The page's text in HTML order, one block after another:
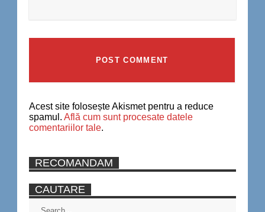
Acest site folosește Akismet pentru a reduce
spamul. Află cum sunt procesate datele
comentariilor tale.
RECOMANDAM
CAUTARE